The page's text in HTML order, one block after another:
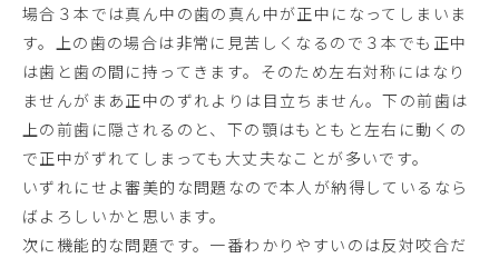
場合３本では真ん中の歯の真ん中が正中になってしまいま
す。上の歯の場合は非常に見苦しくなるので３本でも正中
は歯と歯の間に持ってきます。そのため左右対称にはなり
ませんがまあ正中のずれよりは目立ちません。下の前歯は
上の前歯に隠されるのと、下の顎はもともと左右に動くの
で正中がずれてしまっても大丈夫なことが多いです。
いずれにせよ審美的な問題なので本人が納得しているなら
ばよろしいかと思います。
次に機能的な問題です。一番わかりやすいのは反対咬合だ